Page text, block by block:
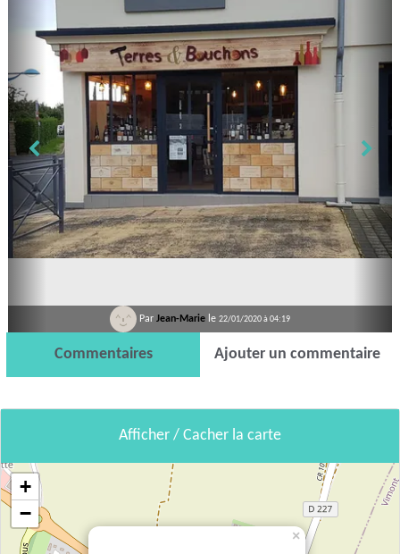
Par Jean-Marie le 22/01/2020 à 04:19
Commentaires Ajouter un commentaire
Afficher / Cacher la carte
×
+
−